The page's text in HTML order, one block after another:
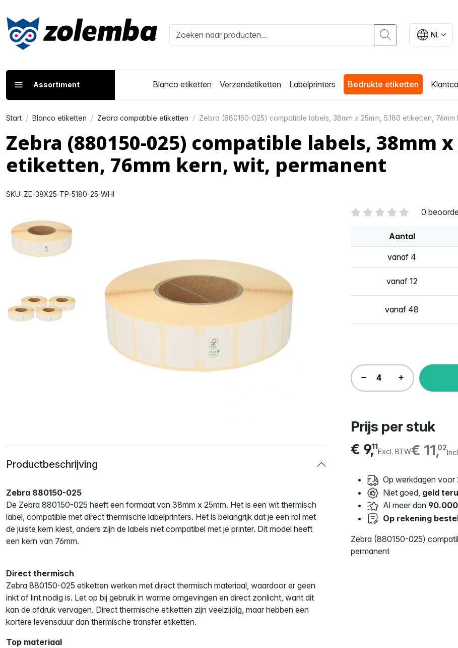
NL
Assortiment Blanco etiketten Verzendetiketten Labelprinters Bedrukte etiketten
Start Blanco etiketten Zebra compatible etiketten Zebra (880150-025) compatible labels, 38mm x 25mm, 5.180 etiketten,
Zebra (880150-025) compatible labels, 38mm x
etiketten, 76mm kern, wit, permanent
SKU: ZE-38X25-TP-5180-25-WHI
0
Aantal
vanaf 4
vanaf 12
vanaf 48
Prijs per stuk
€ 11,02
€ 9,11
Excl. BTW
Op werkdagen voor
Niet goed, geld
Al meer dan
Op rekening
Zebra (880150-025)
permanent
Productbeschrijving
Zebra 880150-025
De Zebra 880150-025 heeft een formaat van 38mm x 25mm. Het is een wit thermisch
label, compatible met direct thermische labelprinters. Het is belangrijk dat je een rol met
de juiste kern kiest, anders zijn de labels niet compatibel met je printer. Dit model heeft
een kern van 76mm.
Direct thermisch
Zebra 880150-025 etiketten werken met direct thermisch materiaal, waardoor er geen
inkt of lint nodig is. Let op bij gebruik in warme omgevingen en direct zonlicht, want dit
kan de afdruk vervagen. Direct thermische etiketten zijn veelzijdig, maar hebben een
kortere levensduur dan thermische transfer etiketten.
Top materiaal